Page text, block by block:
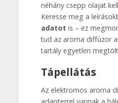
néhány csepp olajat
Keresse meg a
adatot is – ez
tud az aroma diffúzor
tartály egyetlen
Tápellátás
Az elektromos aroma